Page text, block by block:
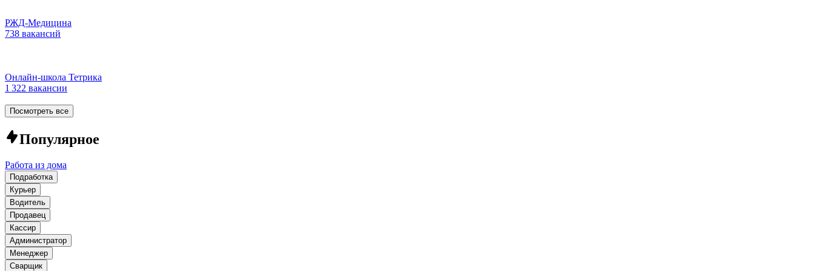
РЖД-Медицина
738 вакансий
Онлайн-школа Тетрика
1 322 вакансии
Посмотреть все
Популярное
Работа из дома
Подработка
Курьер
Водитель
Продавец
Кассир
Администратор
Менеджер
Сварщик